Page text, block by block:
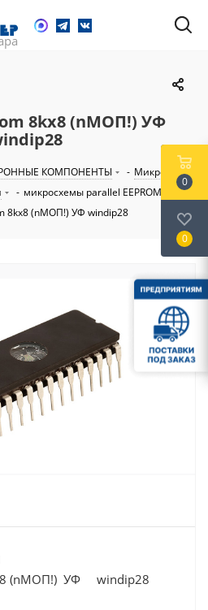
8kх8 (nМОП!) УФ
КОМПОНЕНТЫ - Микросхемы
- микросхемы parallel EEPROM
8kх8 (nМОП!) УФ windip28
(nМОП!) УФ windip28
0
0